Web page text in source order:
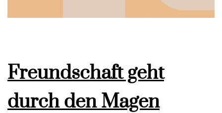
Freundschaft geht
durch den Magen